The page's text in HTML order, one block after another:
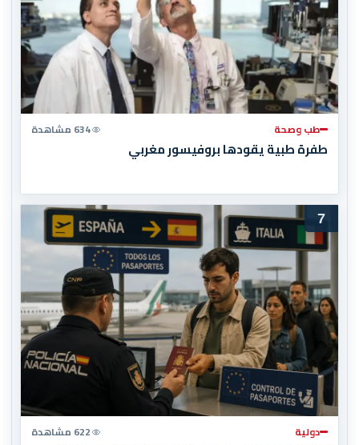
طب وصحة 634 مشاهدة
طفرة طبية يقودها بروفيسور مغربي
7
دولية 622 مشاهدة